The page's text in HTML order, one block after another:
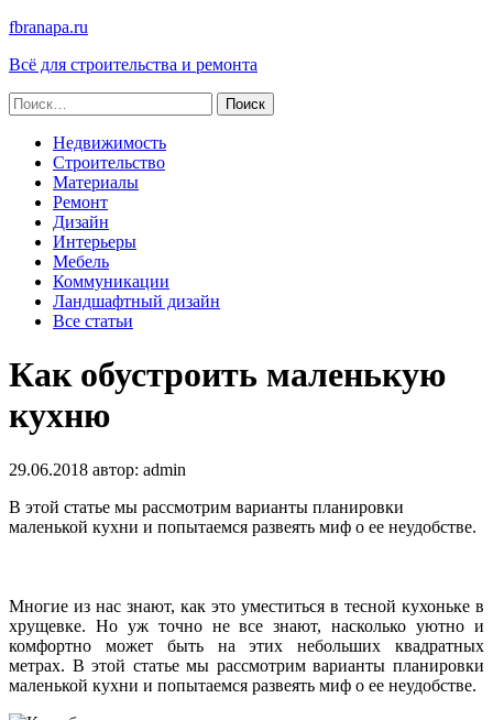
fbranapa.ru
Всё для строительства и ремонта
Найти:
Недвижимость
Строительство
Материалы
Ремонт
Дизайн
Интерьеры
Мебель
Коммуникации
Ландшафтный дизайн
Все статьи
Как обустроить маленькую
кухню
29.06.2018 автор: admin
В этой статье мы рассмотрим варианты планировки
маленькой кухни и попытаемся развеять миф о ее неудобстве.
Многие из нас знают, как это уместиться в тесной кухоньке в
хрущевке. Но уж точно не все знают, насколько уютно и
комфортно может быть на этих небольших квадратных
метрах. В этой статье мы рассмотрим варианты планировки
маленькой кухни и попытаемся развеять миф о ее неудобстве.